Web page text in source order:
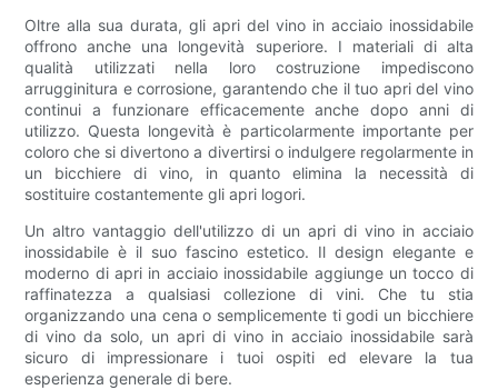
Oltre alla sua durata, gli apri del vino in acciaio inossidabile
offrono anche una longevità superiore. I materiali di alta
qualità utilizzati nella loro costruzione impediscono
arrugginitura e corrosione, garantendo che il tuo apri del vino
continui a funzionare efficacemente anche dopo anni di
utilizzo. Questa longevità è particolarmente importante per
coloro che si divertono a divertirsi o indulgere regolarmente in
un bicchiere di vino, in quanto elimina la necessità di
sostituire costantemente gli apri logori.
Un altro vantaggio dell'utilizzo di un apri di vino in acciaio
inossidabile è il suo fascino estetico. Il design elegante e
moderno di apri in acciaio inossidabile aggiunge un tocco di
raffinatezza a qualsiasi collezione di vini. Che tu stia
organizzando una cena o semplicemente ti godi un bicchiere
di vino da solo, un apri di vino in acciaio inossidabile sarà
sicuro di impressionare i tuoi ospiti ed elevare la tua
esperienza generale di bere.